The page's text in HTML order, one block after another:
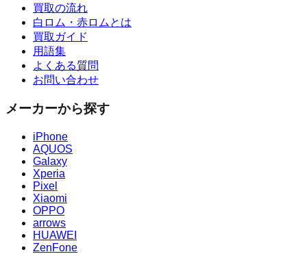
買取の流れ
白ロム・赤ロムとは
買取ガイド
用語集
よくある質問
お問い合わせ
メーカーから探す
iPhone
AQUOS
Galaxy
Xperia
Pixel
Xiaomi
OPPO
arrows
HUAWEI
ZenFone